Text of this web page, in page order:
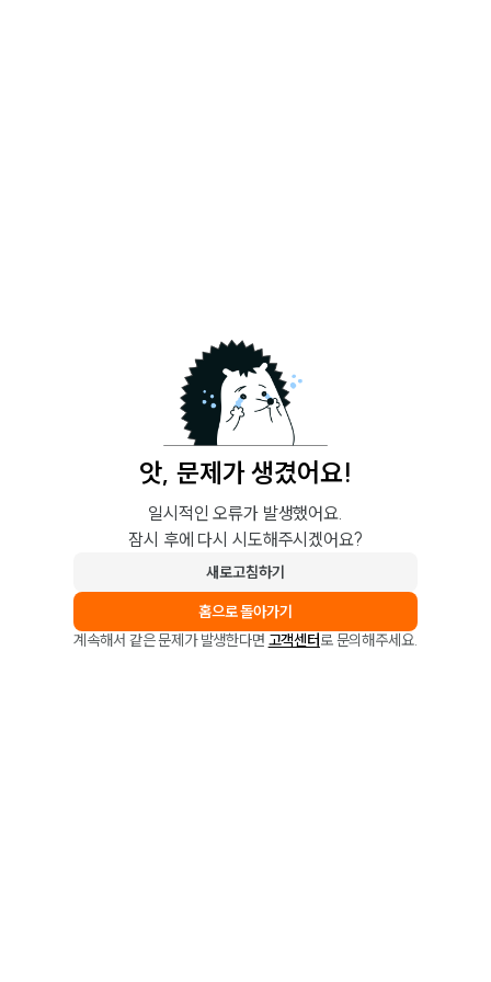
앗, 문제가 생겼어요!
일시적인 오류가 발생했어요.
잠시 후에 다시 시도해주시겠어요?
새로고침하기
홈으로 돌아가기
계속해서 같은 문제가 발생한다면 고객센터로 문의해주세요.